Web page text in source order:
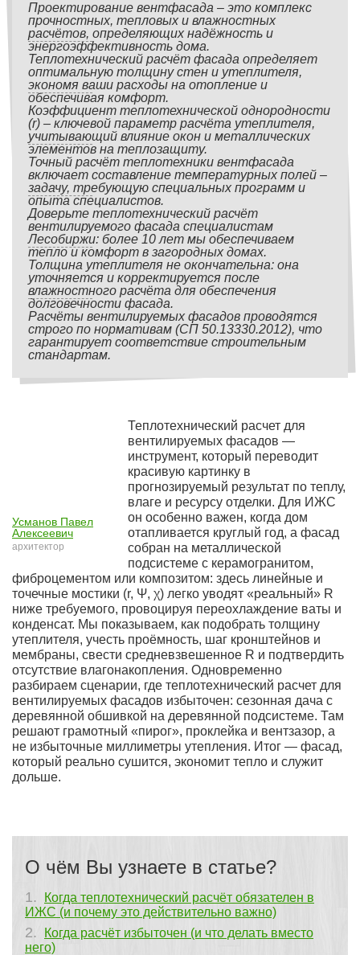
Проектирование вентфасада – это комплекс
прочностных, тепловых и влажностных
расчётов, определяющих надёжность и
энергоэффективность дома.
Теплотехнический расчёт фасада определяет
оптимальную толщину стен и утеплителя,
экономя ваши расходы на отопление и
обеспечивая комфорт.
Коэффициент теплотехнической однородности
(r) – ключевой параметр расчёта утеплителя,
учитывающий влияние окон и металлических
элементов на теплозащиту.
Точный расчёт теплотехники вентфасада
включает составление температурных полей –
задачу, требующую специальных программ и
опыта специалистов.
Доверьте теплотехнический расчёт
вентилируемого фасада специалистам
Лесобиржи: более 10 лет мы обеспечиваем
тепло и комфорт в загородных домах.
Толщина утеплителя не окончательна: она
уточняется и корректируется после
влажностного расчёта для обеспечения
долговечности фасада.
Расчёты вентилируемых фасадов проводятся
строго по нормативам (СП 50.13330.2012), что
гарантирует соответствие строительным
стандартам.
Усманов Павел
Алексеевич
архитектор
Теплотехнический расчет для
вентилируемых фасадов —
инструмент, который переводит
красивую картинку в
прогнозируемый результат по теплу,
влаге и ресурсу отделки. Для ИЖС
он особенно важен, когда дом
отапливается круглый год, а фасад
собран на металлической
подсистеме с керамогранитом,
фиброцементом или композитом: здесь линейные и
точечные мостики (r, Ψ, χ) легко уводят «реальный» R
ниже требуемого, провоцируя переохлаждение ваты и
конденсат. Мы показываем, как подобрать толщину
утеплителя, учесть проёмность, шаг кронштейнов и
мембраны, свести средневзвешенное R и подтвердить
отсутствие влагонакопления. Одновременно
разбираем сценарии, где теплотехнический расчет для
вентилируемых фасадов избыточен: сезонная дача с
деревянной обшивкой на деревянной подсистеме. Там
решают грамотный «пирог», проклейка и вентзазор, а
не избыточные миллиметры утепления. Итог — фасад,
который реально сушится, экономит тепло и служит
дольше.
О чём Вы узнаете в статье?
Когда теплотехнический расчёт обязателен в
ИЖС (и почему это действительно важно)
Когда расчёт избыточен (и что делать вместо
него)